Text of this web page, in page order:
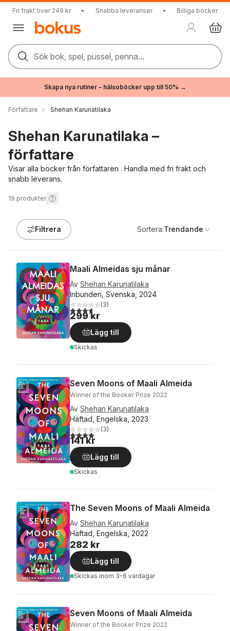
Fri frakt över 249 kr • Snabba leveranser • Billiga böcker
Sök bok, spel, pussel, penna...
Skapa nya rutiner – hälsoböcker upp till 50% →
Författare Shehan Karunatilaka
Shehan Karunatilaka –
författare
Visar alla böcker från författaren . Handla med fri frakt och
snabb leverans.
19 produkter
Filtrera Sortera:Trendande
Maali Almeidas sju månar
Av Shehan Karunatilaka
Inbunden, Svenska, 2024
3,7utav 5 stjärnor. Totalt antal röster:
(3)
299 kr
Lägg till
Skickas
Seven Moons of Maali Almeida
Winner of the Booker Prize 2022
Av Shehan Karunatilaka
Häftad, Engelska, 2023
4,0utav 5 stjärnor. Totalt antal röster:
(3)
141 kr
Lägg till
Skickas
The Seven Moons of Maali Almeida
Av Shehan Karunatilaka
Häftad, Engelska, 2022
282 kr
Lägg till
Skickas inom 3-6 vardagar
Seven Moons of Maali Almeida
Winner of the Booker Prize 2022